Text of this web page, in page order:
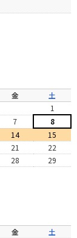
金
土
1
7
8
14
15
21
22
28
29
金
土